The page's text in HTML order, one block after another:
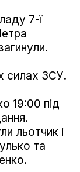
7-ї
силах ЗСУ.
19:00 під
льотчик і
та